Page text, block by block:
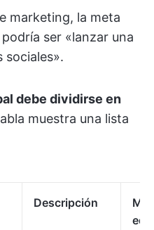
marketing, la meta
ser «lanzar una
sociales».
debe dividirse en
muestra una lista
Descripción